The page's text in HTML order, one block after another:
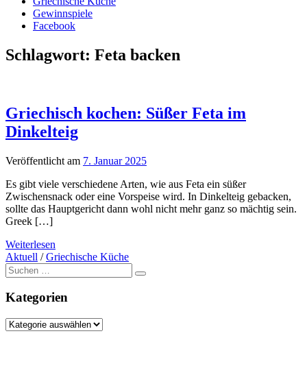
Gewinnspiele
Facebook
Schlagwort: Feta backen
Griechisch kochen: Süßer Feta im
Dinkelteig
Veröffentlicht am 7. Januar 2025
Es gibt viele verschiedene Arten, wie aus Feta ein süßer
Zwischensnack oder eine Vorspeise wird. In Dinkelteig gebacken,
sollte das Hauptgericht dann wohl nicht mehr ganz so mächtig sein.
Greek […]
Weiterlesen
Aktuell /Griechische Küche
Suche
nach:
Kategorien
Kategorien